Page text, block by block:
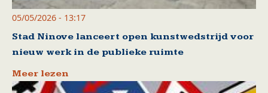
05/05/2026 - 13:17
Stad Ninove lanceert open kunstwedstrijd voor
nieuw werk in de publieke ruimte
Meer lezen